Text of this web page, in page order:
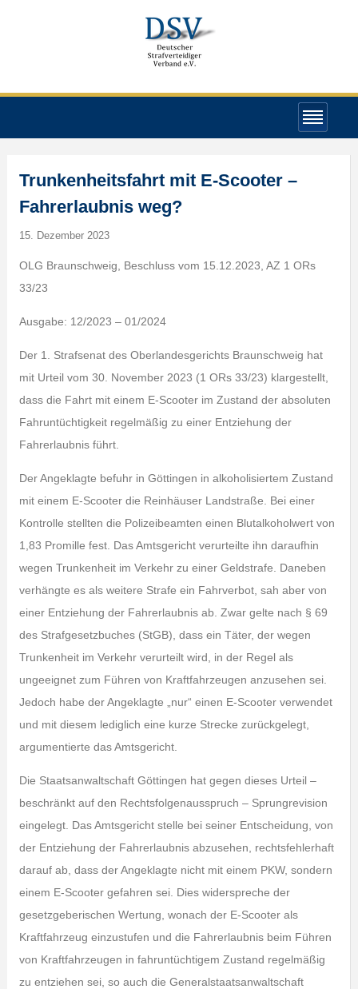
Trunkenheitsfahrt mit E-Scooter –
Fahrerlaubnis weg?
15. Dezember 2023
OLG Braunschweig, Beschluss vom 15.12.2023, AZ 1 ORs
33/23
Ausgabe: 12/2023 – 01/2024
Der 1. Strafsenat des Oberlandesgerichts Braunschweig hat
mit Urteil vom 30. November 2023 (1 ORs 33/23) klargestellt,
dass die Fahrt mit einem E-Scooter im Zustand der absoluten
Fahruntüchtigkeit regelmäßig zu einer Entziehung der
Fahrerlaubnis führt.
Der Angeklagte befuhr in Göttingen in alkoholisiertem Zustand
mit einem E-Scooter die Reinhäuser Landstraße. Bei einer
Kontrolle stellten die Polizeibeamten einen Blutalkoholwert von
1,83 Promille fest. Das Amtsgericht verurteilte ihn daraufhin
wegen Trunkenheit im Verkehr zu einer Geldstrafe. Daneben
verhängte es als weitere Strafe ein Fahrverbot, sah aber von
einer Entziehung der Fahrerlaubnis ab. Zwar gelte nach § 69
des Strafgesetzbuches (StGB), dass ein Täter, der wegen
Trunkenheit im Verkehr verurteilt wird, in der Regel als
ungeeignet zum Führen von Kraftfahrzeugen anzusehen sei.
Jedoch habe der Angeklagte „nur“ einen E-Scooter verwendet
und mit diesem lediglich eine kurze Strecke zurückgelegt,
argumentierte das Amtsgericht.
Die Staatsanwaltschaft Göttingen hat gegen dieses Urteil –
beschränkt auf den Rechtsfolgenausspruch – Sprungrevision
eingelegt. Das Amtsgericht stelle bei seiner Entscheidung, von
der Entziehung der Fahrerlaubnis abzusehen, rechtsfehlerhaft
darauf ab, dass der Angeklagte nicht mit einem PKW, sondern
einem E-Scooter gefahren sei. Dies widerspreche der
gesetzgeberischen Wertung, wonach der E-Scooter als
Kraftfahrzeug einzustufen und die Fahrerlaubnis beim Führen
von Kraftfahrzeugen in fahruntüchtigem Zustand regelmäßig
zu entziehen sei, so auch die Generalstaatsanwaltschaft